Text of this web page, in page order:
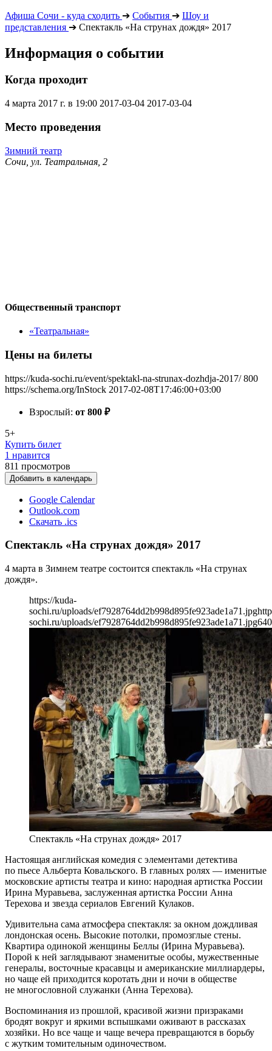
Афиша Сочи - куда сходить ➔ События ➔ Шоу и
представления ➔ Спектакль «На струнах дождя» 2017
Информация о событии
Когда проходит
4 марта 2017 г. в 19:00 2017-03-04 2017-03-04
Место проведения
Зимний театр
Сочи, ул. Театральная, 2
Общественный транспорт
«Театральная»
Цены на билеты
https://kuda-sochi.ru/event/spektakl-na-strunax-dozhdja-2017/ 800
https://schema.org/InStock 2017-02-08T17:46:00+03:00
Взрослый: от 800 ₽
5+
Купить билет
1 нравится
811 просмотров
Добавить в календарь
Google Calendar
Outlook.com
Скачать .ics
Спектакль «На струнах дождя» 2017
4 марта в Зимнем театре состоится спектакль «На струнах
дождя».
https://kuda-
sochi.ru/uploads/ef7928764dd2b998d895fe923ade1a71.jpg
sochi.ru/uploads/ef7928764dd2b998d895fe923ade1a71.jpg640
Спектакль «На струнах дождя» 2017
Настоящая английская комедия с элементами детектива
по пьесе Альберта Ковальского. В главных ролях — именитые
московские артисты театра и кино: народная артистка России
Ирина Муравьева, заслуженная артистка России Анна
Терехова и звезда сериалов Евгений Кулаков.
Удивительна сама атмосфера спектакля: за окном дождливая
лондонская осень. Высокие потолки, промозглые стены.
Квартира одинокой женщины Беллы (Ирина Муравьева).
Порой к ней заглядывают знаменитые особы, мужественные
генералы, восточные красавцы и американские миллиардеры,
но чаще ей приходится коротать дни и ночи в обществе
не многословной служанки (Анна Терехова).
Воспоминания из прошлой, красивой жизни призраками
бродят вокруг и яркими вспышками оживают в рассказах
хозяйки. Но все чаще и чаще вечера превращаются в борьбу
с жутким томительным одиночеством.